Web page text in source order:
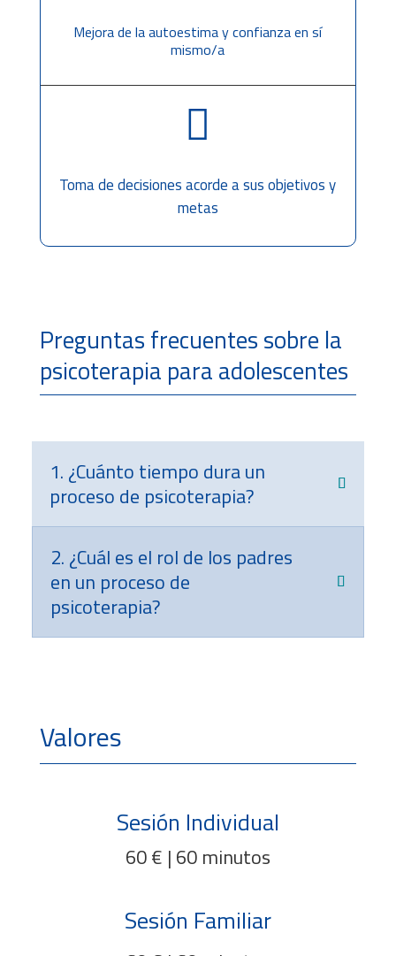
Mejora de la autoestima y confianza en sí
mismo/a

Toma de decisiones acorde a sus objetivos y
metas
Preguntas frecuentes sobre la
psicoterapia para adolescentes
1. ¿Cuánto tiempo dura un
proceso de psicoterapia?
2. ¿Cuál es el rol de los padres
en un proceso de
psicoterapia?
Valores
Sesión Individual
60 € | 60 minutos
Sesión Familiar